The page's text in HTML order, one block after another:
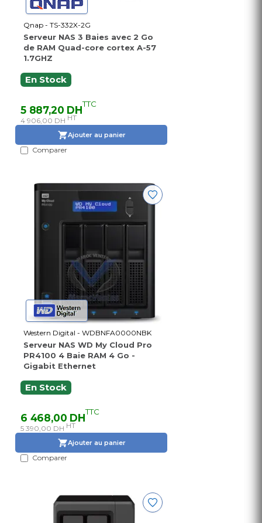
Qnap - TS-332X-2G
Serveur NAS 3 Baies avec 2 Go
de RAM Quad-core cortex A-57
1.7GHZ
En Stock
5 887,20 DHTTC
4 906,00 DH HT
Ajouter au panier
Comparer
Western Digital - WDBNFA0000NBK
Serveur NAS WD My Cloud Pro
PR4100 4 Baie RAM 4 Go -
Gigabit Ethernet
En Stock
6 468,00 DHTTC
5 390,00 DH HT
Ajouter au panier
Comparer